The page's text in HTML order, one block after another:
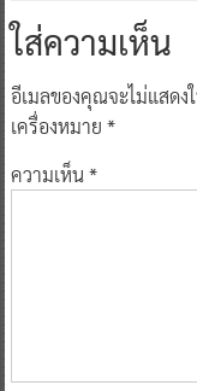
ใส่ความเห็น
อีเมลของคุณจะไม่แสดง
เครื่องหมาย *
ความเห็น*